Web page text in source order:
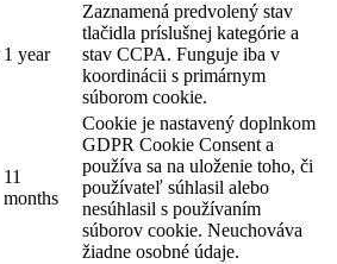
1 year
Zaznamená predvolený stav
tlačidla príslušnej kategórie a
stav CCPA. Funguje iba v
koordinácii s primárnym
súborom cookie.
11
months
Cookie je nastavený doplnkom
GDPR Cookie Consent a
používa sa na uloženie toho, či
používateľ súhlasil alebo
nesúhlasil s používaním
súborov cookie. Neuchováva
žiadne osobné údaje.